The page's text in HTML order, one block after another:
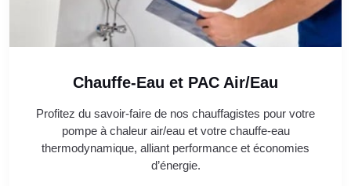
Chauffe-Eau et PAC Air/Eau
Profitez du savoir-faire de nos chauffagistes pour votre
pompe à chaleur air/eau et votre chauffe-eau
thermodynamique, alliant performance et économies
d’énergie.